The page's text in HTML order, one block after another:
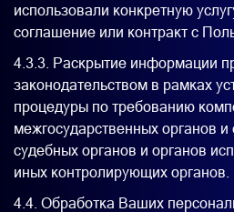
использовали конкретную
соглашение или контракт с
4.3.3. Раскрытие информации
законодательством в рамках
процедуры по требованию
межгосударственных органов
судебных органов и органов
иных контролирующих органов.
4.4. Обработка Ваших